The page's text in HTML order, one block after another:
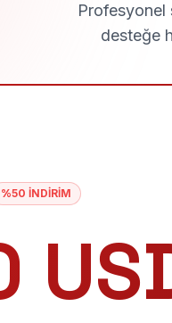
Profesyonel
desteğe
%50 İNDİRİM